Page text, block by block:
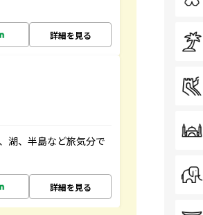
詳細を見る
湖、半島など旅気分で
詳細を見る